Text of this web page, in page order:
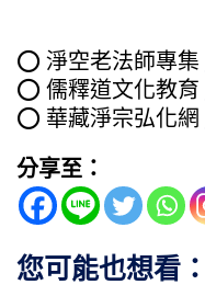
⭕️ 淨空老法師專集
⭕️ 儒釋道文化教育
⭕️ 華藏淨宗弘化網
分享至：
您可能也想看：